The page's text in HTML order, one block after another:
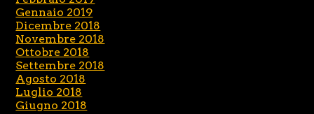
Gennaio 2019
Dicembre 2018
Novembre 2018
Ottobre 2018
Settembre 2018
Agosto 2018
Luglio 2018
Giugno 2018